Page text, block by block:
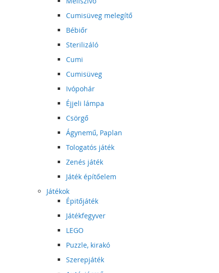
Cumisüveg melegítő
Bébiőr
Sterilizáló
Cumi
Cumisüveg
Ivópohár
Éjjeli lámpa
Csörgő
Ágynemű, Paplan
Tologatós játék
Zenés játék
Játék építőelem
Játékok
Épitőjáték
Játékfegyver
LEGO
Puzzle, kirakó
Szerepjáték